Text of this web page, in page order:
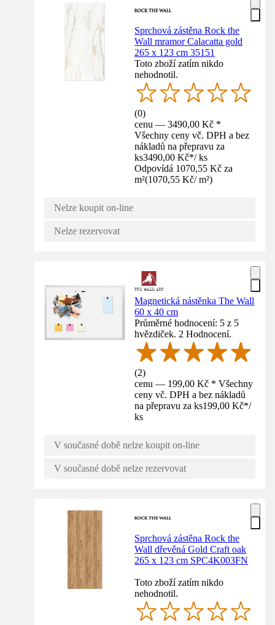
Sprchová zástěna Rock the
Wall mramor Calacatta gold
265 x 123 cm 35151
Toto zboží zatím nikdo
nehodnotil.
(0)
cenu — 3490,00 Kč *
Všechny ceny vč. DPH a bez
nákladů na přepravu za
ks3490,00 Kč*/ ks
Odpovídá 1070,55 Kč za
m²(1070,55 Kč/ m²)
Nelze koupit on-line
Nelze rezervovat
Magnetická nástěnka The Wall
60 x 40 cm
Průměrné hodnocení: 5 z 5
hvězdiček. 2 Hodnocení.
(2)
cenu — 199,00 Kč * Všechny
ceny vč. DPH a bez nákladů
na přepravu za ks199,00 Kč*/
ks
V současné době nelze koupit on-line
V současné době nelze rezervovat
Sprchová zástěna Rock the
Wall dřevěná Gold Craft oak
265 x 123 cm SPC4K003FN
Toto zboží zatím nikdo
nehodnotil.